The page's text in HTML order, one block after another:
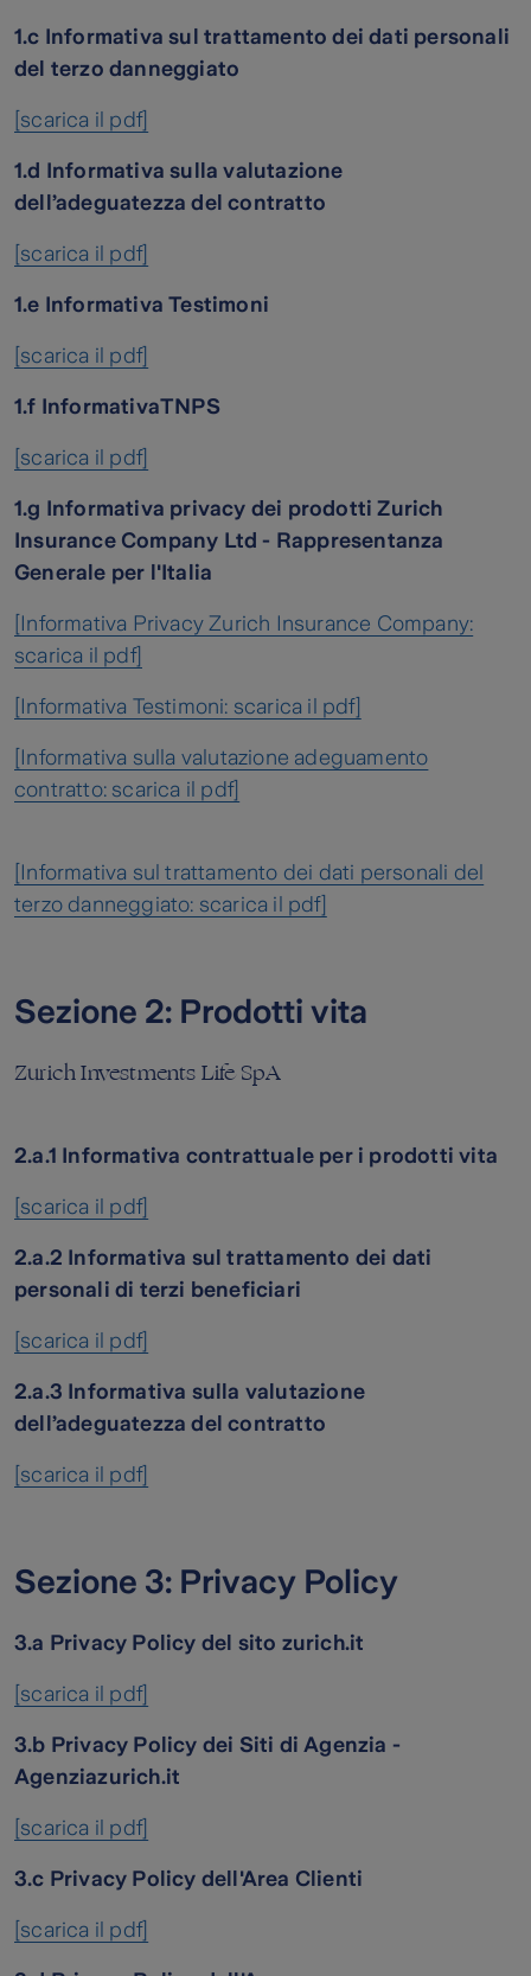
1.c Informativa sul trattamento dei dati personali
del terzo danneggiato
[scarica il pdf]
1.d Informativa sulla valutazione
dell’adeguatezza del contratto
[scarica il pdf]
1.e Informativa Testimoni
[scarica il pdf]
1.f InformativaTNPS
[scarica il pdf]
1.g Informativa privacy dei prodottiZurich
Insurance Company Ltd - Rappresentanza
Generale per l'Italia
[Informativa Privacy Zurich Insurance Company:
scarica il pdf]
[Informativa Testimoni: scarica il pdf]
[Informativa sulla valutazione adeguamento
contratto: scarica il pdf]
[Informativa sul trattamento dei dati personali del
terzo danneggiato: scarica il pdf]
Sezione 2: Prodotti vita
Zurich Investments Life SpA
2.a.1 Informativa contrattuale per i prodotti vita
[scarica il pdf]
2.a.2 Informativa sul trattamento dei dati
personali di terzi beneficiari
[scarica il pdf]
2.a.3 Informativa sulla valutazione
dell’adeguatezza del contratto
[scarica il pdf]
Sezione 3: Privacy Policy
3.a Privacy Policy del sito zurich.it
[scarica il pdf]
3.b Privacy Policy dei Siti di Agenzia -
Agenziazurich.it
[scarica il pdf]
3.c Privacy Policy dell'Area Clienti
[scarica il pdf]